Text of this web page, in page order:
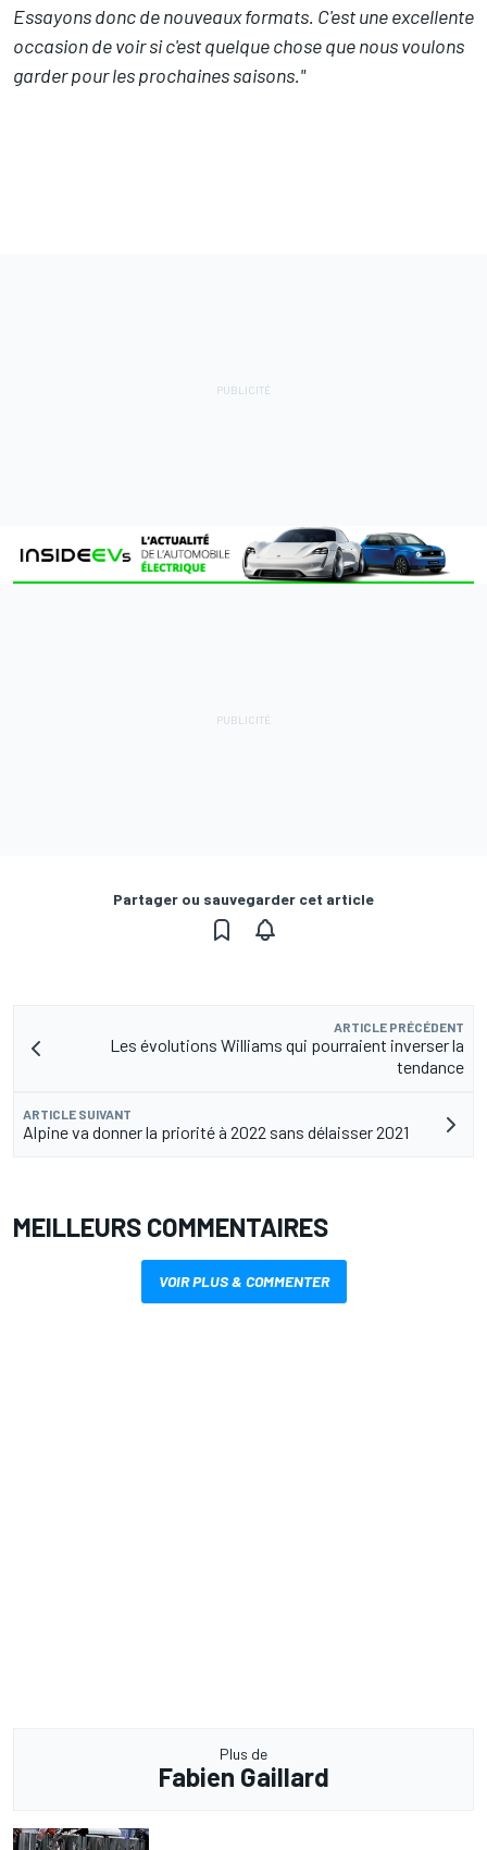
Essayons donc de nouveaux formats. C'est une excellente
occasion de voir si c'est quelque chose que nous voulons
garder pour les prochaines saisons."
Partager ou sauvegarder cet article
ARTICLE PRÉCÉDENT
Les évolutions Williams qui pourraient inverser la
tendance
ARTICLE SUIVANT
Alpine va donner la priorité à 2022 sans délaisser 2021
MEILLEURS COMMENTAIRES
VOIR PLUS & COMMENTER
Plus de
Fabien Gaillard